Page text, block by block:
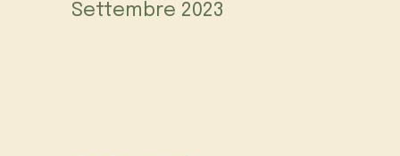
Settembre 2023